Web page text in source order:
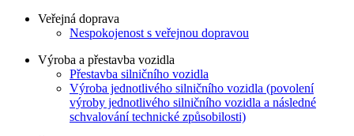
Veřejná doprava
Nespokojenost s veřejnou dopravou
Výroba a přestavba vozidla
Přestavba silničního vozidla
Výroba jednotlivého silničního vozidla (povolení
výroby jednotlivého silničního vozidla a následné
schvalování technické způsobilosti)